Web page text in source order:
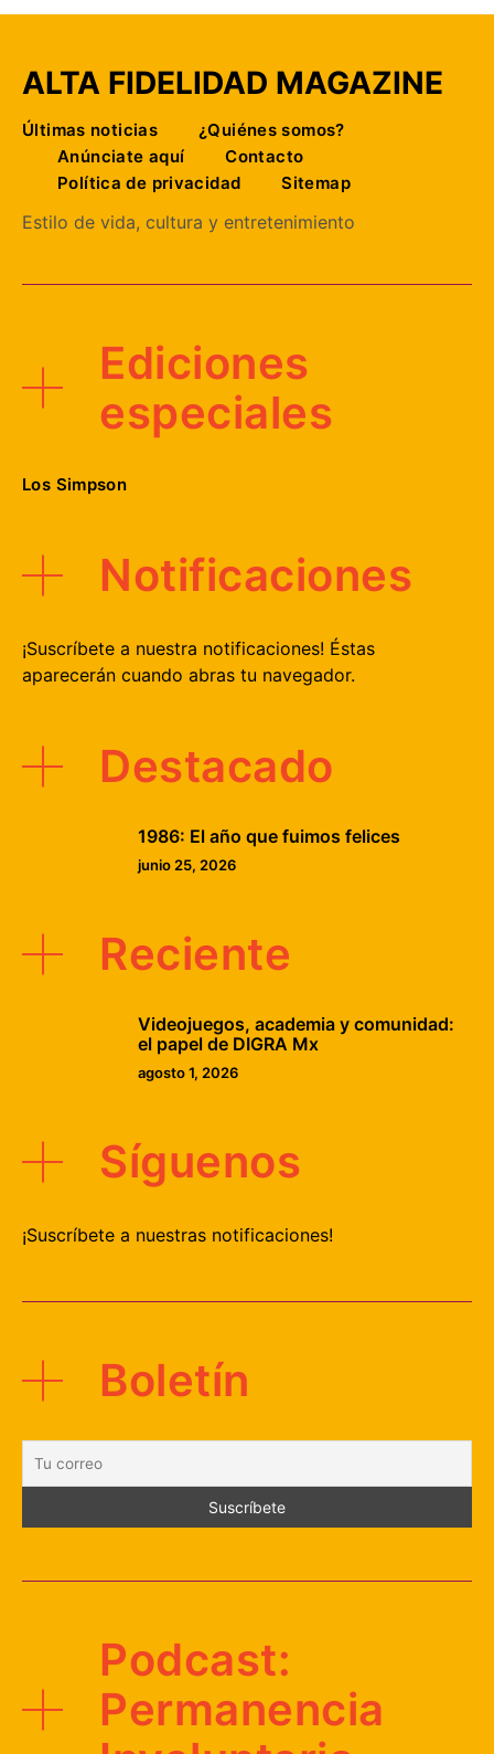
ALTA FIDELIDAD MAGAZINE
Últimas noticias
¿Quiénes somos?
Anúnciate aquí
Contacto
Política de privacidad
Sitemap
Estilo de vida, cultura y entretenimiento
Ediciones
especiales
Los Simpson
Notificaciones
¡Suscríbete a nuestra notificaciones! Éstas
aparecerán cuando abras tu navegador.
Destacado
1986: El año que fuimos felices
junio 25, 2026
Reciente
Videojuegos, academia y comunidad:
el papel de DIGRA Mx
agosto 1, 2026
Síguenos
¡Suscríbete a nuestras notificaciones!
Boletín
Podcast:
Permanencia